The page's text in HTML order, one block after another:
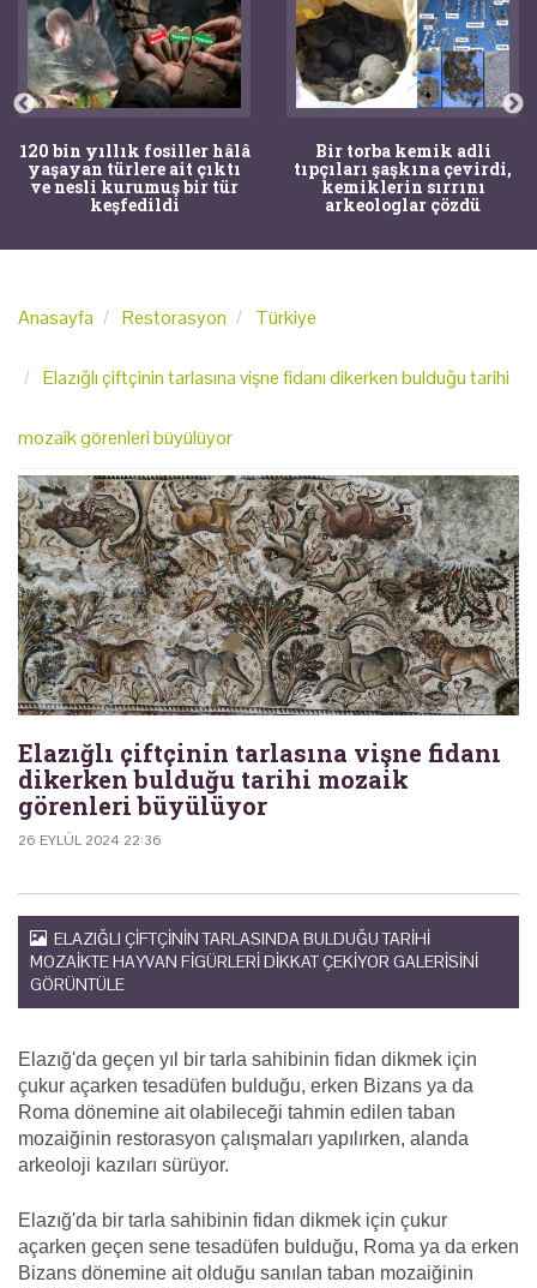
120 bin yıllık fosiller hâlâ
yaşayan türlere ait çıktı
ve nesli kurumuş bir tür
keşfedildi
Bir torba kemik adli
tıpçıları şaşkına çevirdi,
kemiklerin sırrını
arkeologlar çözdü
Anasayfa Restorasyon Türkiye
Elazığlı çiftçinin tarlasına vişne fidanı dikerken bulduğu tarihi
mozaik görenleri büyülüyor
Elazığlı çiftçinin tarlasına vişne fidanı
dikerken bulduğu tarihi mozaik
görenleri büyülüyor
26 EYLÜL 2024 22:36
ELAZIĞLI ÇIFTÇININ TARLASINDA BULDUĞU TARIHI
MOZAIKTE HAYVAN FIGÜRLERI DIKKAT ÇEKIYOR GALERISINI
GÖRÜNTÜLE
Elazığ'da geçen yıl bir tarla sahibinin fidan dikmek için
çukur açarken tesadüfen bulduğu, erken Bizans ya da
Roma dönemine ait olabileceği tahmin edilen taban
mozaiğinin restorasyon çalışmaları yapılırken, alanda
arkeoloji kazıları sürüyor.
Elazığ'da bir tarla sahibinin fidan dikmek için çukur
açarken geçen sene tesadüfen bulduğu, Roma ya da erken
Bizans dönemine ait olduğu sanılan taban mozaiğinin